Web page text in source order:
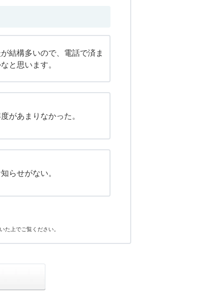
結構多いので、電話で済ま
と思います。
があまりなかった。
らせがない。
た上でご覧ください。